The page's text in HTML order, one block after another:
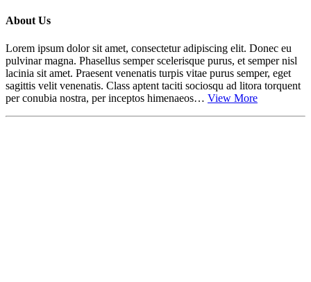
About Us
Lorem ipsum dolor sit amet, consectetur adipiscing elit. Donec eu
pulvinar magna. Phasellus semper scelerisque purus, et semper nisl
lacinia sit amet. Praesent venenatis turpis vitae purus semper, eget
sagittis velit venenatis. Class aptent taciti sociosqu ad litora torquent
per conubia nostra, per inceptos himenaeos… View More